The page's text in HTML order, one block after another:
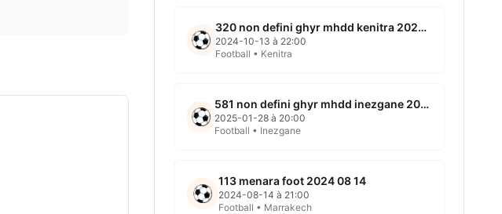
320 non defini ghyr mhdd kenitra 2024 10 13
2024-10-13 à 22:00
Football • Kenitra
581 non defini ghyr mhdd inezgane 2025 01 28
2025-01-28 à 20:00
Football • Inezgane
113 menara foot 2024 08 14
2024-08-14 à 21:00
Football • Marrakech